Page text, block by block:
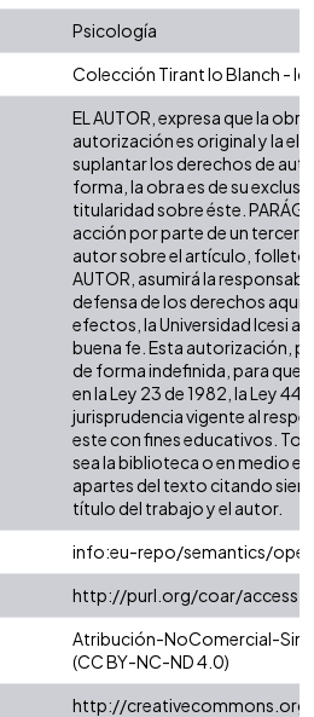
Psicología
Colección Tirant lo Blanch -
EL AUTOR, expresa que la
autorización es original y la
suplantar los derechos de
forma, la obra es de su
titularidad sobre éste.
acción por parte de un
autor sobre el artículo, folleto
AUTOR, asumirá la
defensa de los derechos
efectos, la Universidad Icesi
buena fe. Esta autorización,
de forma indefinida, para que
en la Ley 23 de 1982, la Ley 44
jurisprudencia vigente al
este con fines educativos.
sea la biblioteca o en medio
apartes del texto citando
título del trabajo y el autor.
info:eu-repo/semantics/
http://purl.org/coar/
Atribución-NoComercial-
(CC BY-NC-ND 4.0)
http://